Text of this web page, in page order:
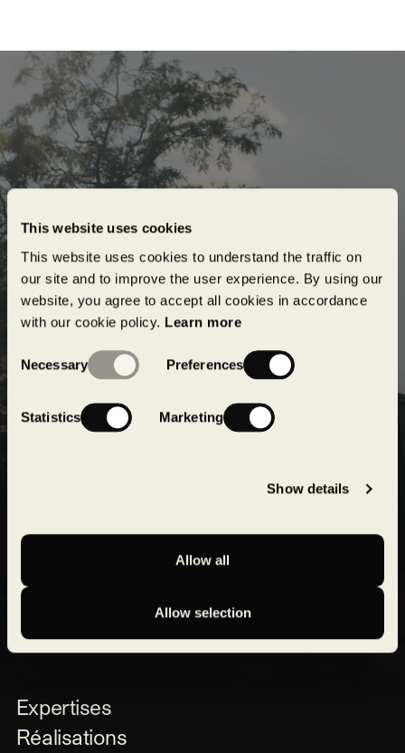
This website uses cookies
This website uses cookies to understand the traffic on
our site and to improve the user experience. By using our
website, you agree to accept all cookies in accordance
with our cookie policy. Learn more
Selection
Necessary Preferences
Statistics Marketing
Show details
Allow all
Allow selection
Abonnez-vous à notre infolettre
Abonnez-vous à notre infolettre pour rester
informé de nos dernières nouvelles concernant nos
projets en cours et à venir !
Soumettre
Expertises
Réalisations